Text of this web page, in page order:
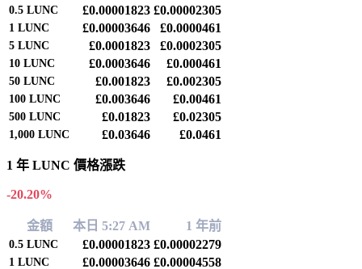
0.5 LUNC £0.00001823 £0.00002305
1 LUNC £0.00003646 £0.0000461
5 LUNC £0.0001823 £0.0002305
10 LUNC £0.0003646 £0.000461
50 LUNC £0.001823 £0.002305
100 LUNC £0.003646 £0.00461
500 LUNC £0.01823 £0.02305
1,000 LUNC £0.03646 £0.0461
1 年 LUNC 價格漲跌
-20.20%
金額 本日 5:27 AM 1 年前
0.5 LUNC £0.00001823 £0.00002279
1 LUNC £0.00003646 £0.00004558